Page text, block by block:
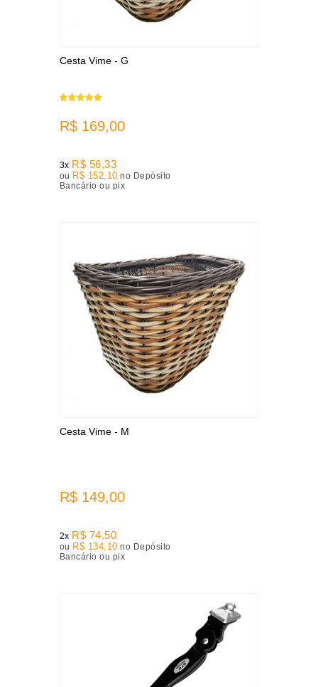
Cesta Vime - G
R$ 169,00
3x R$ 56,33
ou R$ 152,10 no Depósito
Bancário ou pix
Cesta Vime - M
R$ 149,00
2x R$ 74,50
ou R$ 134,10 no Depósito
Bancário ou pix